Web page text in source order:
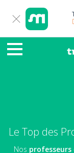
Le Top des
Nos professeurs